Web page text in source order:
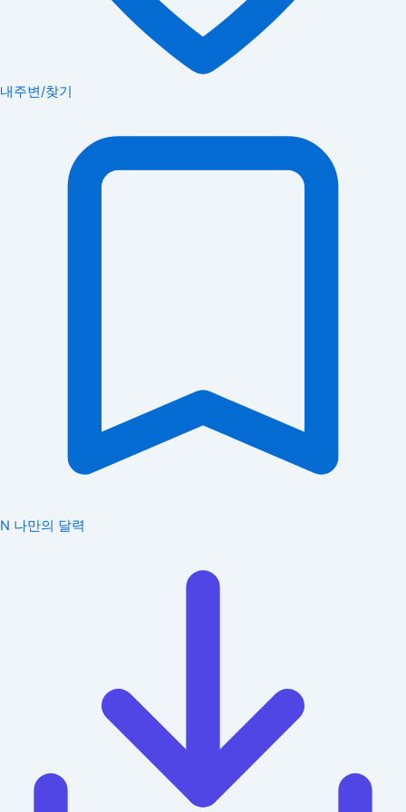
내주변/찾기
N 나만의 달력